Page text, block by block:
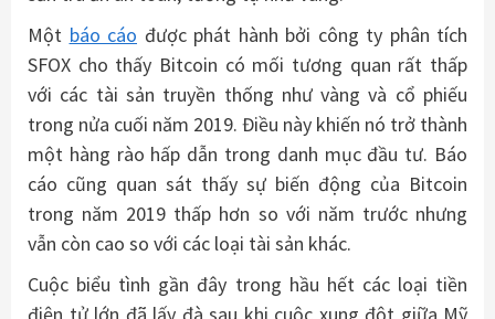
Một báo cáo được phát hành bởi công ty phân tích
SFOX cho thấy Bitcoin có mối tương quan rất thấp
với các tài sản truyền thống như vàng và cổ phiếu
trong nửa cuối năm 2019. Điều này khiến nó trở thành
một hàng rào hấp dẫn trong danh mục đầu tư. Báo
cáo cũng quan sát thấy sự biến động của Bitcoin
trong năm 2019 thấp hơn so với năm trước nhưng
vẫn còn cao so với các loại tài sản khác.
Cuộc biểu tình gần đây trong hầu hết các loại tiền